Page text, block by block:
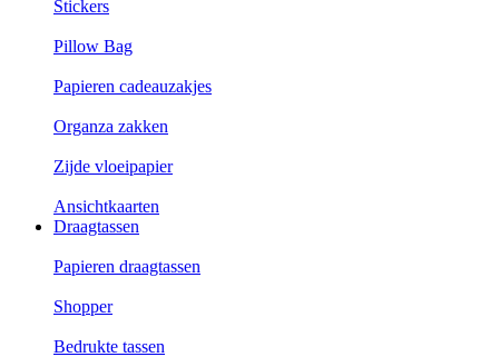
Stickers
Pillow Bag
Papieren cadeauzakjes
Organza zakken
Zijde vloeipapier
Ansichtkaarten
Draagtassen
Papieren draagtassen
Shopper
Bedrukte tassen